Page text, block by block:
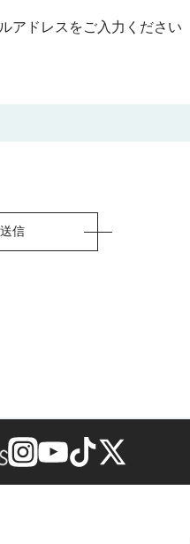
アドレスをご入力ください